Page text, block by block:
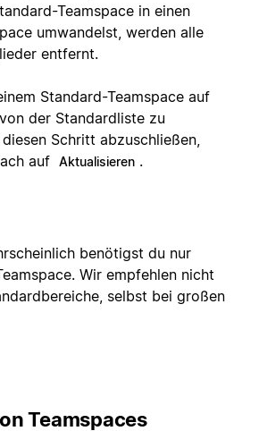
Teamspace in einen
umwandelst, werden alle
entfernt.
Standard-Teamspace auf
der Standardliste zu
Schritt abzuschließen,
auf Aktualisieren .
benötigst du nur
Wir empfehlen nicht
selbst bei großen
Teamspaces